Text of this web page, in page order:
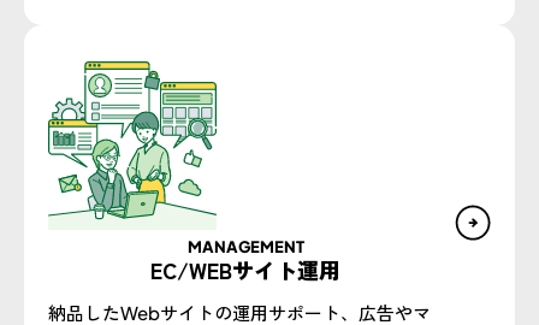
MANAGEMENT
EC/WEBサイト運用
納品したWebサイトの運用サポート、広告やマ